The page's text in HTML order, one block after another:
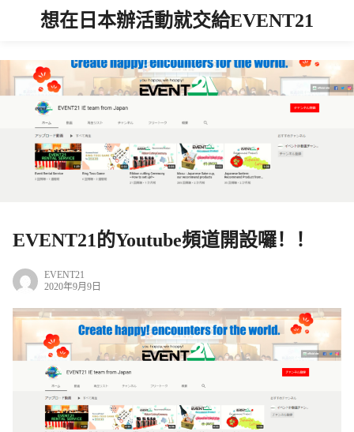
想在日本辦活動就交給EVENT21
EVENT21的Youtube頻道開設囉！！
EVENT21
2020年9月9日